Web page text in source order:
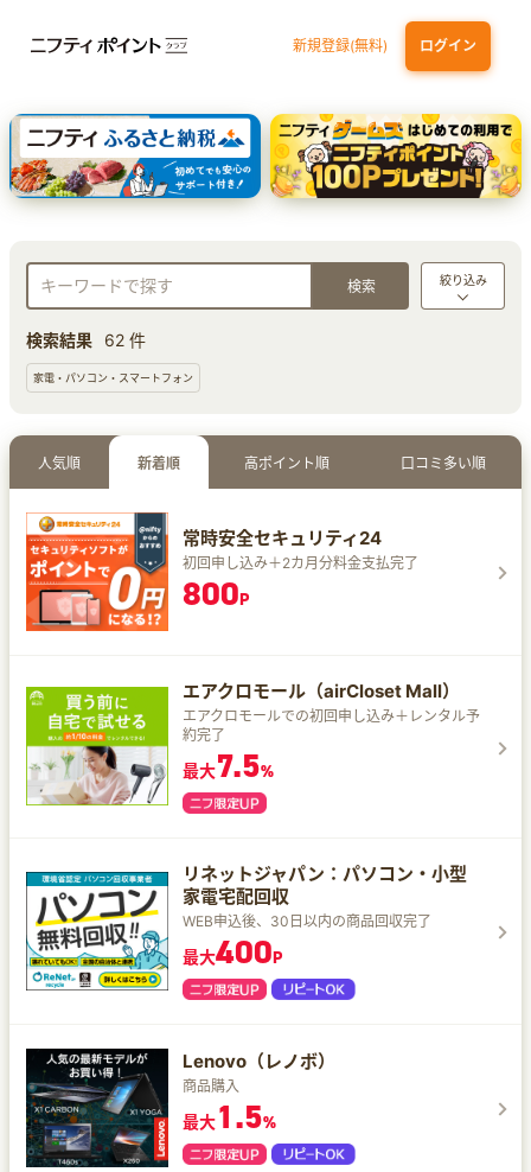
新規登録(無料) ログイン
三井住友カード ゴールド（NL）（家族カード発行） dカード GOLD
【実質初月無料】DMM | Disney+(ディズニープラス) セットプラン
SBI証券 確定拠出年金（iDeCo）
絞り込み
検索結果 62 件
家電・パソコン・スマートフォン
人気順 新着順 高ポイント順 口コミ多い順
常時安全セキュリティ24
初回申し込み＋2カ月分料金支払完了
800P
エアクロモール（airCloset Mall）
エアクロモールでの初回申し込み＋レンタル予
約完了
最大7.5%
リネットジャパン：パソコン・小型
家電宅配回収
WEB申込後、30日以内の商品回収完了
最大400P
Lenovo（レノボ）
商品購入
最大1.5%